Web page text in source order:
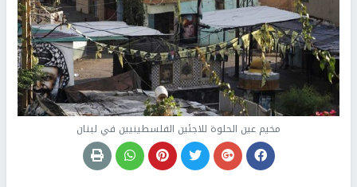
مخيم عين الحلوة للاجئين الفلسطينيين في لبنان